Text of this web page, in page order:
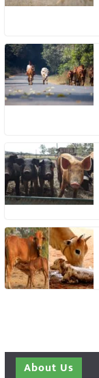
About Us